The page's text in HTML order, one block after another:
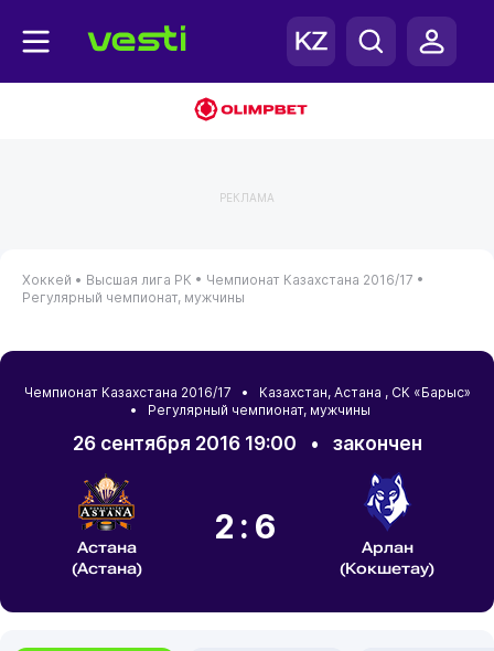
РЕКЛАМА
Хоккей • Высшая лига РК • Чемпионат Казахстана 2016/17 •
Регулярный чемпионат, мужчины
Чемпионат Казахстана 2016/17 • Казахстан, Астана , СК «Барыс»
• Регулярный чемпионат, мужчины
26 сентября 2016 19:00 • закончен
Астана
(Астана)
2:6
Арлан
(Кокшетау)